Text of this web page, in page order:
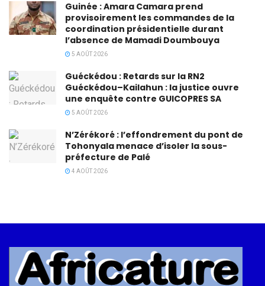
Guinée : Amara Camara prend
provisoirement les commandes de la
coordination présidentielle durant
l’absence de Mamadi Doumbouya
5 AOÛT 2026
Guéckédou : Retards sur la RN2
Guéckédou–Kailahun : la justice ouvre
une enquête contre GUICOPRES SA
5 AOÛT 2026
N’Zérékoré : l’effondrement du pont de
Tohonyala menace d’isoler la sous-
préfecture de Palé
4 AOÛT 2026